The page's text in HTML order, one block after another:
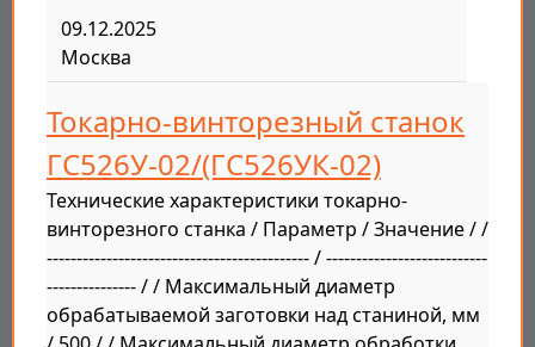
09.12.2025
Москва
Токарно-винторезный станок
ГС526У-02/(ГС526УК-02)
Технические характеристики токарно-
винторезного станка / Параметр / Значение / /
-------------------------------------------- / ---------------------------
--------------- / / Максимальный диаметр
обрабатываемой заготовки над станиной, мм